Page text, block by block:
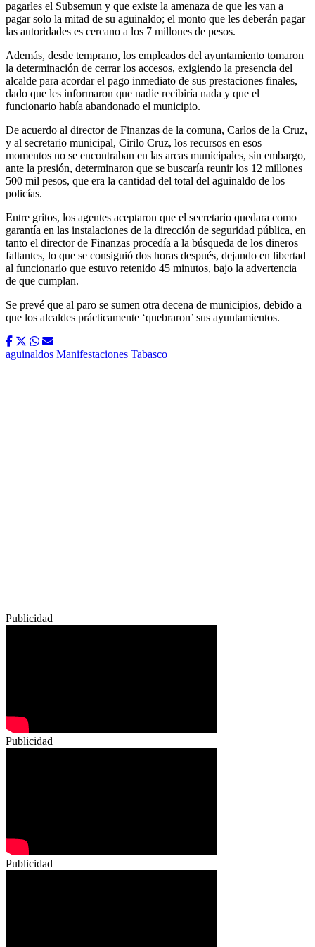
pagarles el Subsemun y que existe la amenaza de que les van a
pagar solo la mitad de su aguinaldo; el monto que les deberán pagar
las autoridades es cercano a los 7 millones de pesos.
Además, desde temprano, los empleados del ayuntamiento tomaron
la determinación de cerrar los accesos, exigiendo la presencia del
alcalde para acordar el pago inmediato de sus prestaciones finales,
dado que les informaron que nadie recibiría nada y que el
funcionario había abandonado el municipio.
De acuerdo al director de Finanzas de la comuna, Carlos de la Cruz,
y al secretario municipal, Cirilo Cruz, los recursos en esos
momentos no se encontraban en las arcas municipales, sin embargo,
ante la presión, determinaron que se buscaría reunir los 12 millones
500 mil pesos, que era la cantidad del total del aguinaldo de los
policías.
Entre gritos, los agentes aceptaron que el secretario quedara como
garantía en las instalaciones de la dirección de seguridad pública, en
tanto el director de Finanzas procedía a la búsqueda de los dineros
faltantes, lo que se consiguió dos horas después, dejando en libertad
al funcionario que estuvo retenido 45 minutos, bajo la advertencia
de que cumplan.
Se prevé que al paro se sumen otra decena de municipios, debido a
que los alcaldes prácticamente ‘quebraron’ sus ayuntamientos.
aguinaldos Manifestaciones Tabasco
Publicidad
Publicidad
Publicidad